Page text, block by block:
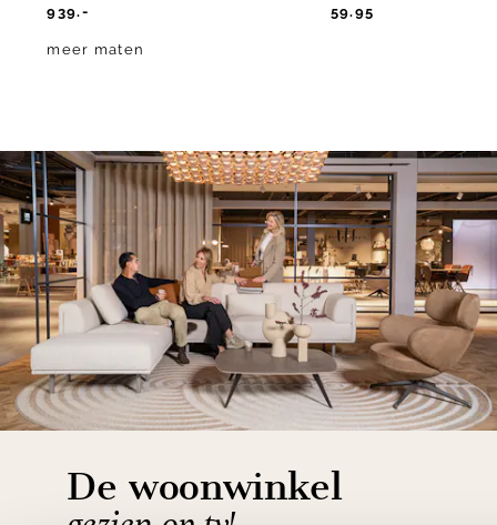
939.-
meer maten
59.95
De woonwinkel